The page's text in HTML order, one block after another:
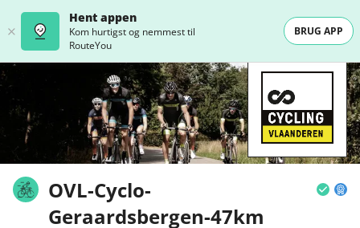
Hent appen
Kom hurtigst og nemmest til
RouteYou
BRUG APP
OVL-Cyclo-
Geraardsbergen-47km